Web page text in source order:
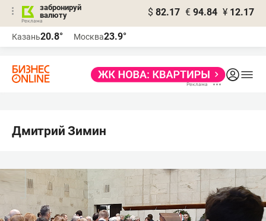
забронируй
валюту
$ 82.17 € 94.84 ¥ 12.17
Казань20.8° Москва23.9°
Дмитрий Зимин